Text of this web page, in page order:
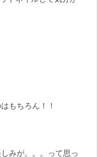
もちろん！！
みが。。。って思っ